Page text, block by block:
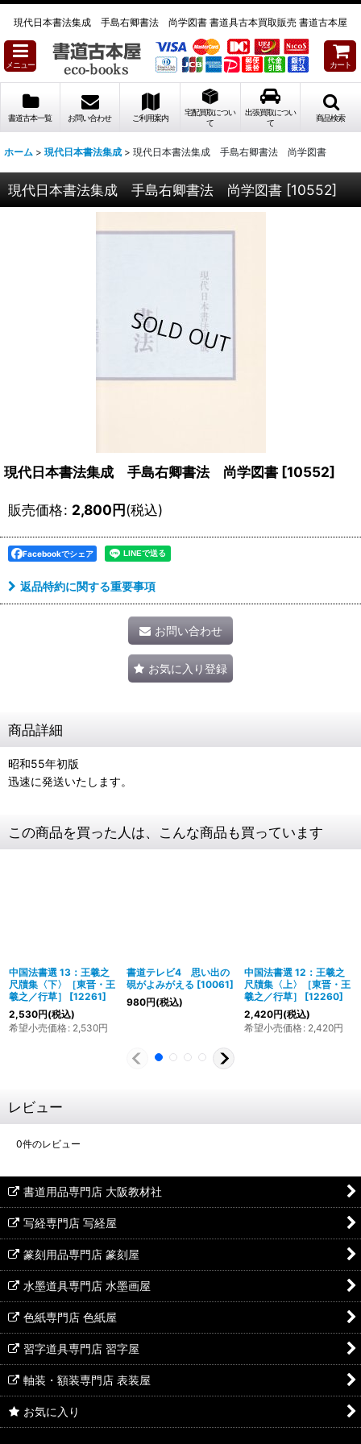
現代日本書法集成 手島右卿書法 尚学図書 書道具古本買取販売 書道古本屋
メニュー カート
書道古本一覧 お問い合わせ ご利用案内
宅配買取につい
て
出張買取につい
て
商品検索
ホーム > 現代日本書法集成 > 現代日本書法集成 手島右卿書法 尚学図書
現代日本書法集成 手島右卿書法 尚学図書 [10552]
現代日本書法集成 手島右卿書法 尚学図書 [10552]
販売価格: 2,800円(税込)
Facebookでシェア
返品特約に関する重要事項
お問い合わせ
お気に入り登録
商品詳細
昭和55年初版
迅速に発送いたします。
この商品を買った人は、こんな商品も買っています
中国法書選 13：王羲之
尺牘集〈下〉［東晋・王
羲之／行草］
[12261]
2,530円(税込)
希望小売価格: 2,530円
書道テレビ4 思い出の
硯がよみがえる [10061]
980円(税込)
中国法書選 12：王羲之
尺牘集〈上〉［東晋・王
羲之／行草］
[12260]
2,420円(税込)
希望小売価格: 2,420円
レビュー
0件のレビュー
書道用品専門店 大阪教材社
写経専門店 写経屋
篆刻用品専門店 篆刻屋
水墨道具専門店 水墨画屋
色紙専門店 色紙屋
習字道具専門店 習字屋
軸装・額装専門店 表装屋
お気に入り